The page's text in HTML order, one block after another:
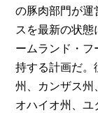
の豚肉部門が運
スを最新の状
ームランド・フ
持する計画だ。
州、カンザス州
オハイオ州、ユ